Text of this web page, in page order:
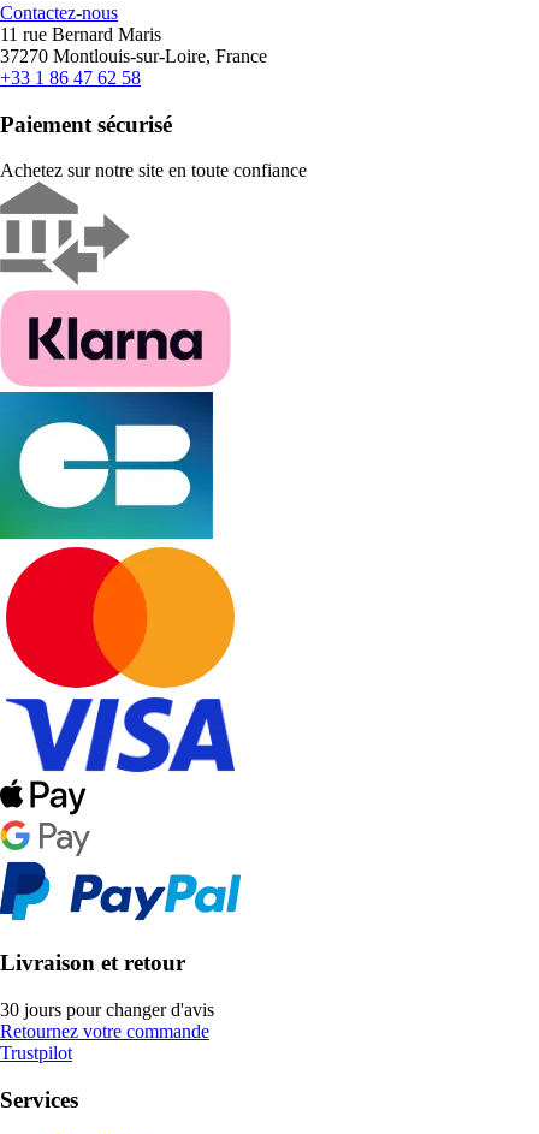
Contactez-nous
11 rue Bernard Maris
37270 Montlouis-sur-Loire, France
+33 1 86 47 62 58
Paiement sécurisé
Achetez sur notre site en toute confiance
Livraison et retour
30 jours pour changer d'avis
Retournez votre commande
Trustpilot
Services